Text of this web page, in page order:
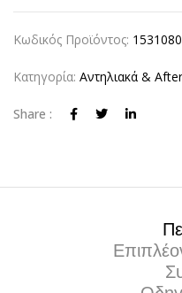
Κωδικός Προϊόντος:
Κατηγορία: Αντηλιακά &
Share :